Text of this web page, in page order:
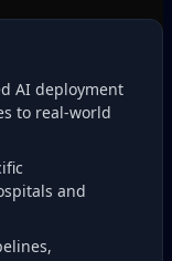
AI deployment
to real‑world
and